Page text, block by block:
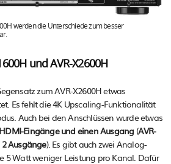
werden die Unterschiede zum besser
und AVR-X2600H
zum AVR-X2600H etwas
Es fehlt die 4K Upscaling-Funktionalität
Auch bei den Anschlüssen wurde etwas
Eingänge und einen Ausgang (AVR-
Ausgänge). Es gibt auch zwei Analog-
5 Watt weniger Leistung pro Kanal. Dafür